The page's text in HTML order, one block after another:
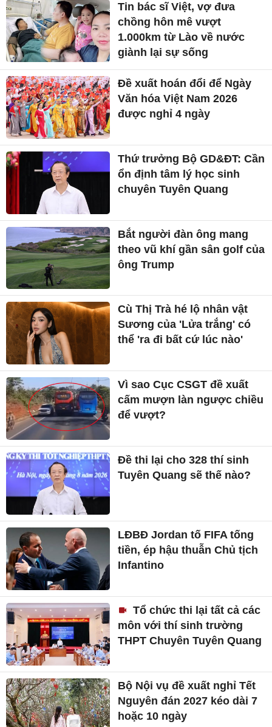
Tin bác sĩ Việt, vợ đưa
chồng hôn mê vượt
1.000km từ Lào về nước
giành lại sự sống
Đề xuất hoán đổi để Ngày
Văn hóa Việt Nam 2026
được nghỉ 4 ngày
Thứ trưởng Bộ GD&ĐT: Cần
ổn định tâm lý học sinh
chuyên Tuyên Quang
Bắt người đàn ông mang
theo vũ khí gần sân golf của
ông Trump
Cù Thị Trà hé lộ nhân vật
Sương của 'Lửa trắng' có
thể 'ra đi bất cứ lúc nào'
Vì sao Cục CSGT đề xuất
cấm mượn làn ngược chiều
để vượt?
Đề thi lại cho 328 thí sinh
Tuyên Quang sẽ thế nào?
LĐBĐ Jordan tố FIFA tống
tiền, ép hậu thuẫn Chủ tịch
Infantino
Tổ chức thi lại tất cả các
môn với thí sinh trường
THPT Chuyên Tuyên Quang
Bộ Nội vụ đề xuất nghỉ Tết
Nguyên đán 2027 kéo dài 7
hoặc 10 ngày